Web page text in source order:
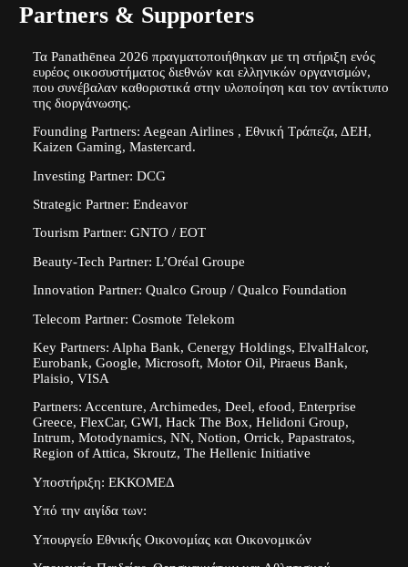
Partners & Supporters
Τα Panathēnea 2026 πραγματοποιήθηκαν με τη στήριξη ενός
ευρέος οικοσυστήματος διεθνών και ελληνικών οργανισμών,
που συνέβαλαν καθοριστικά στην υλοποίηση και τον αντίκτυπο
της διοργάνωσης.
Founding Partners: Aegean Airlines , Εθνική Τράπεζα, ΔΕΗ,
Kaizen Gaming, Mastercard.
Investing Partner: DCG
Strategic Partner: Endeavor
Tourism Partner: GNTO / ΕΟΤ
Beauty-Tech Partner: L’Oréal Groupe
Innovation Partner: Qualco Group / Qualco Foundation
Telecom Partner: Cosmote Telekom
Key Partners: Alpha Bank, Cenergy Holdings, ElvalHalcor,
Eurobank, Google, Microsoft, Motor Oil, Piraeus Bank,
Plaisio, VISA
Partners: Accenture, Archimedes, Deel, efood, Enterprise
Greece, FlexCar, GWI, Hack The Box, Helidoni Group,
Intrum, Motodynamics, NN, Notion, Orrick, Papastratos,
Region of Attica, Skroutz, The Hellenic Initiative
Υποστήριξη: ΕΚΚΟΜΕΔ
Υπό την αιγίδα των:
Υπουργείο Εθνικής Οικονομίας και Οικονομικών